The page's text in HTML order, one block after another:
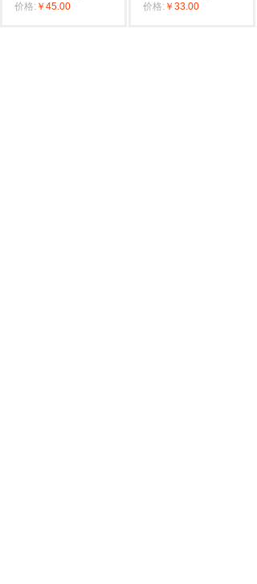
价格: ￥45.00
价格: ￥33.00